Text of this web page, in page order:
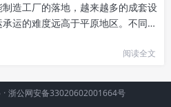
造工厂的落地，越来越多的成套设
运的难度远高于平原地区。不同于
阅读全文
· 浙公网安备33020602001664号